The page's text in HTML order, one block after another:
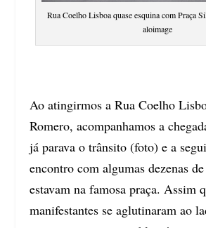
Rua Coelho Lisboa quase esquina com Praça
aloimage
Ao atingirmos a Rua Coelho
Romero, acompanhamos a
já parava o trânsito (foto) e a
encontro com algumas dezenas
estavam na famosa praça. Assim
manifestantes se aglutinaram ao